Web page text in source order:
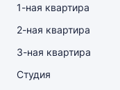
1-ная квартира
2-ная квартира
3-ная квартира
Студия